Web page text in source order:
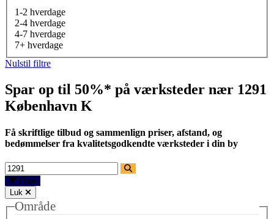
1-2 hverdage
2-4 hverdage
4-7 hverdage
7+ hverdage
Nulstil filtre
Spar op til 50%* på værksteder nær 1291
København K
Få skriftlige tilbud og sammenlign priser, afstand, og
bedømmelser fra kvalitetsgodkendte værksteder i din by
Filtre
Luk
Område